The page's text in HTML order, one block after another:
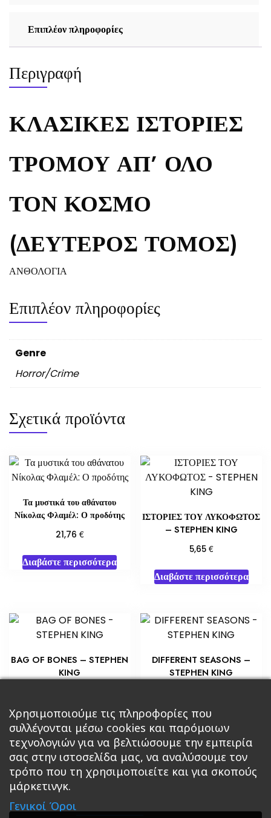
Επιπλέον πληροφορίες
Περιγραφή
ΚΛΑΣΙΚΕΣ ΙΣΤΟΡΙΕΣ
ΤΡΟΜΟΥ ΑΠ’ ΟΛΟ
ΤΟΝ ΚΟΣΜΟ
(ΔΕΥΤΕΡΟΣ ΤΟΜΟΣ)
ΑΝΘΟΛΟΓΙΑ
Επιπλέον πληροφορίες
Genre
Horror/Crime
Σχετικά προϊόντα
Τα μυστικά του αθάνατου
Νίκολας Φλαμέλ: Ο προδότης
21,76 €
Διαβάστε περισσότερα
ΙΣΤΟΡΙΕΣ ΤΟΥ ΛΥΚΟΦΩΤΟΣ
– STEPHEN KING
5,65 €
Διαβάστε περισσότερα
BAG OF BONES – STEPHEN
KING
Διαβάστε περισσότερα
DIFFERENT SEASONS –
STEPHEN KING
Προσθήκη στο καλάθι
Κεντρική Βιβλία
Roleplaying Games Ψυχαγωγία Εκδόσεις Βάρδος
Χρησιμοποιούμε τις πληροφορίες που
συλλέγονται μέσω cookies και παρόμοιων
τεχνολογιών για να βελτιώσουμε την εμπειρία
σας στην ιστοσελίδα μας, να αναλύσουμε τον
τρόπο που τη χρησιμοποιείτε και για σκοπούς
μάρκετινγκ.
Γενικοί Όροι